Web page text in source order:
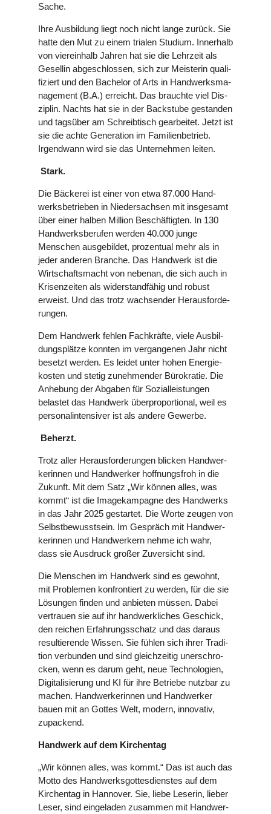
Sache.
Ihre Aus­bil­dung liegt noch nicht lange zurück. Sie
hatte den Mut zu einem trialen Studium. Inner­halb
von vier­ein­halb Jahren hat sie die Lehrzeit als
Gesellin abge­schlos­sen, sich zur Meis­te­rin qua­li­
fi­ziert und den Bachelor of Arts in Hand­werks­ma­
nage­ment (B.A.) erreicht. Das brauchte viel Dis­
zi­plin. Nachts hat sie in der Back­stube gestan­den
und tagsüber am Schreib­tisch gear­bei­tet. Jetzt ist
sie die achte Gene­ra­tion im Fami­li­en­be­trieb.
Irgend­wann wird sie das Unter­neh­men leiten.
Stark.
Die Bäckerei ist einer von etwa 87.000 Hand­
werks­be­trie­ben in Nie­der­sach­sen mit ins­ge­samt
über einer halben Million Beschäf­tig­ten. In 130
Hand­werks­be­ru­fen werden 40.000 junge
Menschen aus­ge­bil­det, pro­zen­tual mehr als in
jeder anderen Branche. Das Handwerk ist die
Wirt­schafts­macht von nebenan, die sich auch in
Kri­sen­zei­ten als wider­stand­fä­hig und robust
erweist. Und das trotz wach­sen­der Her­aus­for­de­
run­gen.
Dem Handwerk fehlen Fach­kräfte, viele Aus­bil­
dungs­plätze konnten im ver­gan­ge­nen Jahr nicht
besetzt werden. Es leidet unter hohen Ener­gie­
kos­ten und stetig zuneh­men­der Büro­kra­tie. Die
Anhebung der Abgaben für Sozi­al­leis­tun­gen
belastet das Handwerk über­pro­por­tio­nal, weil es
per­so­nal­in­ten­si­ver ist als andere Gewerbe.
Beherzt.
Trotz aller Her­aus­for­de­run­gen blicken Hand­wer­
ke­rin­nen und Hand­wer­ker hoff­nungs­froh in die
Zukunft. Mit dem Satz „Wir können alles, was
kommt“ ist die Image­kam­pa­gne des Hand­werks
in das Jahr 2025 gestar­tet. Die Worte zeugen von
Selbst­be­wusst­sein. Im Gespräch mit Hand­wer­
ke­rin­nen und Hand­wer­kern nehme ich wahr,
dass sie Ausdruck großer Zuver­sicht sind.
Die Menschen im Handwerk sind es gewohnt,
mit Pro­ble­men kon­fron­tiert zu werden, für die sie
Lösungen finden und anbieten müssen. Dabei
ver­trauen sie auf ihr hand­werk­li­ches Geschick,
den reichen Erfah­rungs­schatz und das daraus
resul­tie­rende Wissen. Sie fühlen sich ihrer Tra­di­
tion ver­bun­den und sind gleich­zei­tig uner­schro­
cken, wenn es darum geht, neue Tech­no­lo­gien,
Digi­ta­li­sie­rung und KI für ihre Betriebe nutzbar zu
machen. Hand­wer­ke­rin­nen und Hand­wer­ker
bauen mit an Gottes Welt, modern, inno­va­tiv,
zupa­ckend.
Handwerk auf dem Kir­chen­tag
„Wir können alles, was kommt.“ Das ist auch das
Motto des Hand­werks­got­tes­diens­tes auf dem
Kir­chen­tag in Hannover. Sie, liebe Leserin, lieber
Leser, sind ein­ge­la­den zusammen mit Hand­wer­